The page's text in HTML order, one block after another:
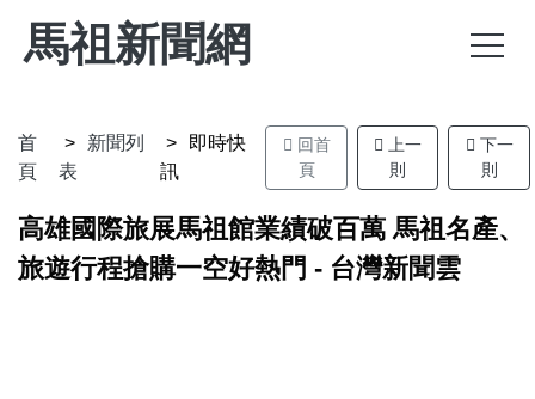
馬祖新聞網
首
頁
新聞列
表
即時快
訊
回首
頁
上一
則
下一
則
高雄國際旅展馬祖館業績破百萬 馬祖名產、
旅遊行程搶購一空好熱門 - 台灣新聞雲